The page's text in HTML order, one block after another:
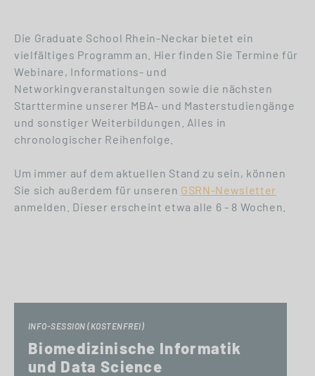
Die Graduate School Rhein-Neckar bietet ein
vielfältiges Programm an. Hier finden Sie Termine für
Webinare, Informations- und
Networkingveranstaltungen sowie die nächsten
Starttermine unserer MBA- und Masterstudiengänge
und sonstiger Weiterbildungen. Alles in
chronologischer Reihenfolge.
Um immer auf dem aktuellen Stand zu sein, können
Sie sich außerdem für unseren GSRN-Newsletter
anmelden. Dieser erscheint etwa alle 6 - 8 Wochen.
INFO-SESSION (KOSTENFREI)
Biomedizinische Informatik
und Data Science